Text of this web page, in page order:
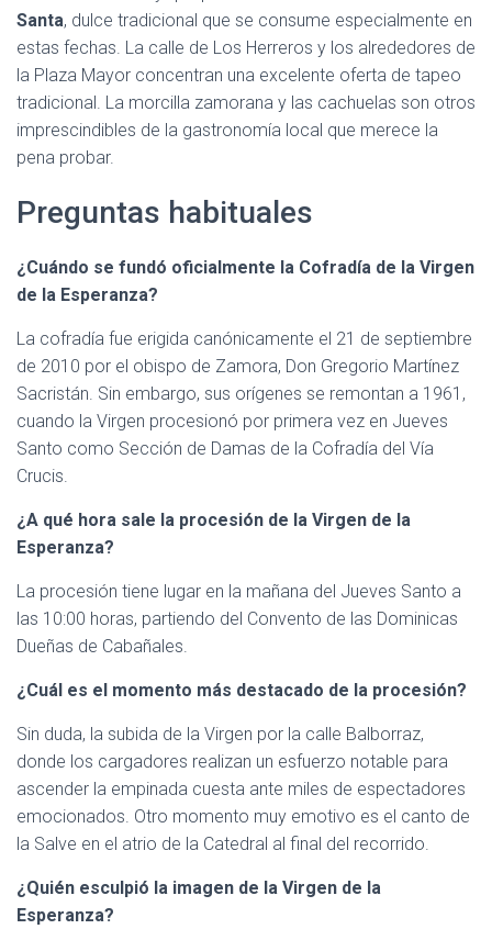
Santa, dulce tradicional que se consume especialmente en
estas fechas. La calle de Los Herreros y los alrededores de
la Plaza Mayor concentran una excelente oferta de tapeo
tradicional. La morcilla zamorana y las cachuelas son otros
imprescindibles de la gastronomía local que merece la
pena probar.
Preguntas habituales
¿Cuándo se fundó oficialmente la Cofradía de la Virgen
de la Esperanza?
La cofradía fue erigida canónicamente el 21 de septiembre
de 2010 por el obispo de Zamora, Don Gregorio Martínez
Sacristán. Sin embargo, sus orígenes se remontan a 1961,
cuando la Virgen procesionó por primera vez en Jueves
Santo como Sección de Damas de la Cofradía del Vía
Crucis.
¿A qué hora sale la procesión de la Virgen de la
Esperanza?
La procesión tiene lugar en la mañana del Jueves Santo a
las 10:00 horas, partiendo del Convento de las Dominicas
Dueñas de Cabañales.
¿Cuál es el momento más destacado de la procesión?
Sin duda, la subida de la Virgen por la calle Balborraz,
donde los cargadores realizan un esfuerzo notable para
ascender la empinada cuesta ante miles de espectadores
emocionados. Otro momento muy emotivo es el canto de
la Salve en el atrio de la Catedral al final del recorrido.
¿Quién esculpió la imagen de la Virgen de la
Esperanza?